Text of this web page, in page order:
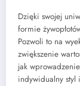
Dzięki swojej
formie
Pozwoli to na
zwiększenie
jak
indywidualny styl